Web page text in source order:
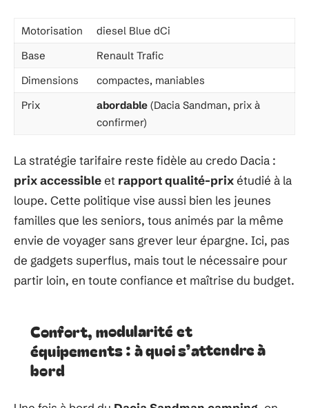
Motorisation
diesel Blue dCi
Base
Renault Trafic
Dimensions
compactes, maniables
Prix
abordable (Dacia Sandman, prix à
confirmer)
La stratégie tarifaire reste fidèle au credo Dacia :
prix accessibleet rapport qualité-prixétudié à la
loupe. Cette politique vise aussi bien les jeunes
familles que les seniors, tous animés par la même
envie de voyager sans grever leur épargne. Ici, pas
de gadgets superflus, mais tout le nécessaire pour
partir loin, en toute confiance et maîtrise du budget.
Confort, modularité et
équipements : à quoi s’attendre à
bord